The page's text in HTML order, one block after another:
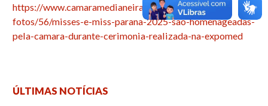
https://www.camaramedianeira.pr.gov.br/detalhes-
fotos/56/misses-e-miss-parana-2025-sao-homenageadas-
pela-camara-durante-cerimonia-realizada-na-expomed
ÚLTIMAS NOTÍCIAS